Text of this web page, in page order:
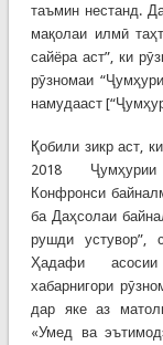
таъмин нестанд.
мақолаи илмӣ
сайёра аст”, ки
рӯзномаи
намудааст
Қобили зикр аст,
2018
Конфронси
ба Даҳсолаи
рушди устувор”,
Ҳадафи
хабарнигори
дар яке аз
«Умед ва